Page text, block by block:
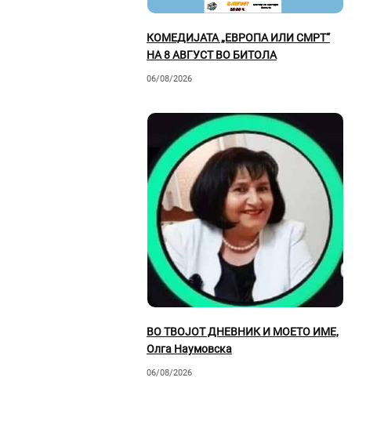
КОМЕДИЈАТА „ЕВРОПА ИЛИ СМРТ“
НА 8 АВГУСТ ВО БИТОЛА
06/08/2026
ВО ТВОЈОТ ДНЕВНИК И МОЕТО ИМЕ,
Олга Наумовска
06/08/2026